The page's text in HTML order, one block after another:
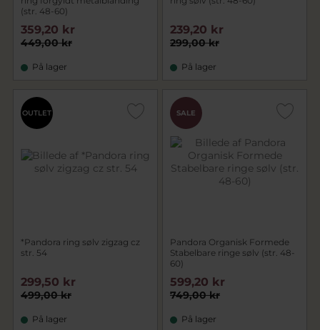
(str. 48-60)
449,00 kr
359,20 kr
På lager
299,00 kr
239,20 kr
På lager
OUTLET
*Pandora ring sølv zigzag cz
str. 54
499,00 kr
299,50 kr
På lager
SALE
Pandora Organisk Formede
Stabelbare ringe sølv (str. 48-
60)
749,00 kr
599,20 kr
På lager